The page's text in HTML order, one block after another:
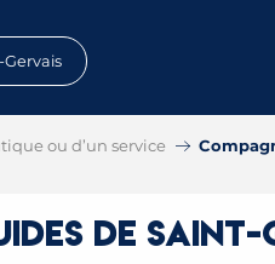
ou d’un service
de